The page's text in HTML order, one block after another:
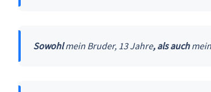
Sowohlmein Bruder, 13 Jahre, als auch